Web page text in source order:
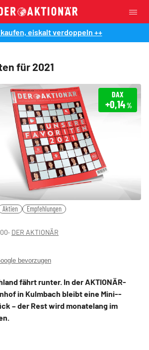
kaufen, eiskalt verdoppeln ++
für 2021
DAX
+0,14%
Aktien Empfehlungen
‧ DER AKTIONÄR
bevorzugen
fährt runter. In der AKTIONÄR-
in Kulmbach bleibt eine Mini-­
– der Rest wird monatelang im